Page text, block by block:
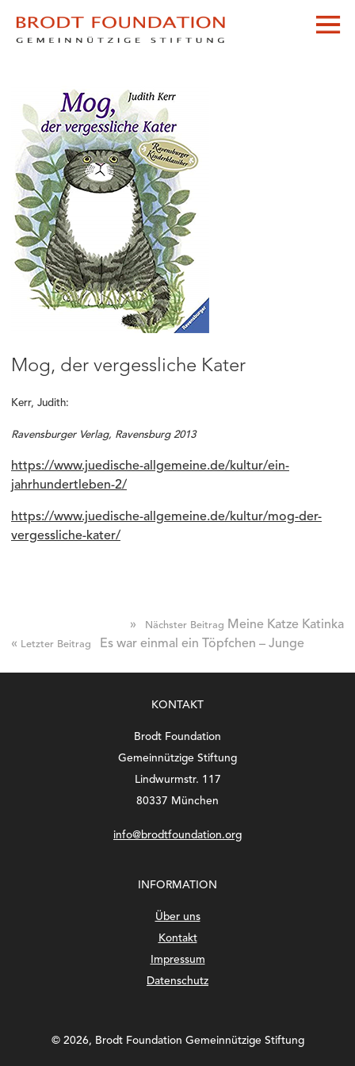
Mog, der vergessliche Kater
Kerr, Judith:
Ravensburger Verlag, Ravensburg 2013
https://www.juedische-allgemeine.de/kultur/ein-
jahrhundertleben-2/
https://www.juedische-allgemeine.de/kultur/mog-der-
vergessliche-kater/
» Nächster Beitrag Meine Katze Katinka
« Letzter Beitrag Es war einmal ein Töpfchen – Junge
KONTAKT
Brodt Foundation
Gemeinnützige Stiftung
Lindwurmstr. 117
80337 München
info@brodtfoundation.org
INFORMATION
Über uns
Kontakt
Impressum
Datenschutz
© 2026, Brodt Foundation Gemeinnützige Stiftung